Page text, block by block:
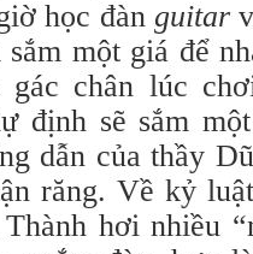
học đàn guitar
một giá để
gác chân lúc
định sẽ sắm
dẫn của thầy
răng. Về kỷ
hơi nhiều